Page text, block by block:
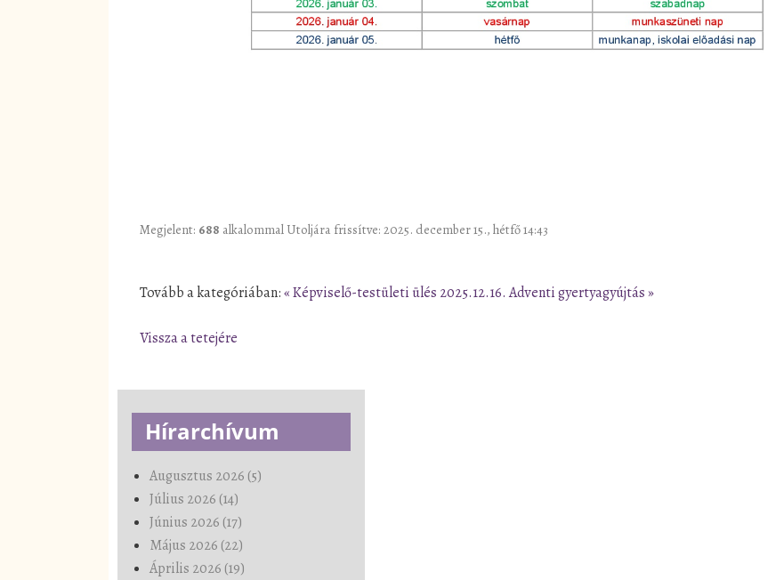
Megjelent: 688 alkalommal Utoljára frissítve: 2025. december 15., hétfő 14:43
Tovább a kategóriában:« Képviselő-testületi ülés 2025.12.16.Adventi gyertyagyújtás »
Vissza a tetejére
Hírarchívum
Augusztus 2026 (5)
Július 2026 (14)
Június 2026 (17)
Május 2026 (22)
Április 2026 (19)